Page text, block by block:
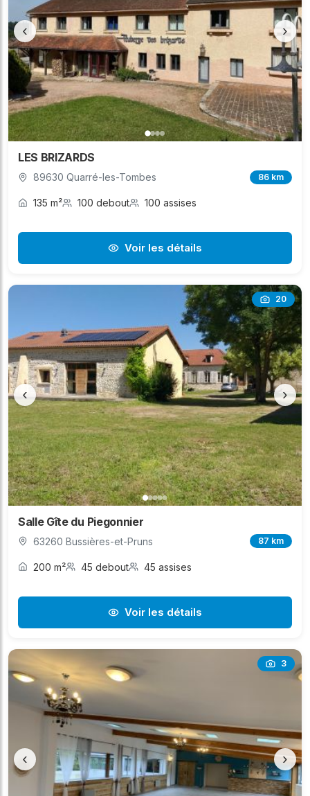
‹ ›
LES BRIZARDS
89630 Quarré-les-Tombes 86 km
135 m² 100 debout 100 assises
Voir les détails
20
‹ ›
Salle Gîte du Piegonnier
63260 Bussières-et-Pruns 87 km
200 m² 45 debout 45 assises
Voir les détails
3
‹ ›